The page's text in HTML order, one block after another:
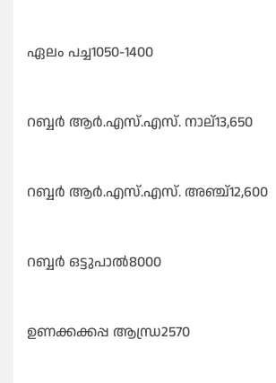
ഏലം പച്ച1050-1400
റബ്ബർ ആർ.എസ്.എസ്. നാല്13,650
റബ്ബർ ആർ.എസ്.എസ്. അഞ്ച്12,600
റബ്ബർ ഒട്ടുപാൽ8000
ഉണക്കക്കപ്പ ആന്ധ്ര2570